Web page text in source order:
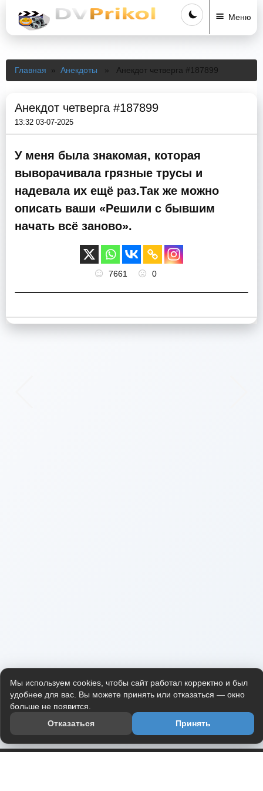
Меню
Главная » Анекдоты » Анекдот четверга #187899
Анекдот четверга #187899
13:32 03-07-2025
У меня была знакомая, которая
выворачивала грязные трусы и
надевала их ещё раз.Так же можно
описать ваши «Решили с бывшим
начать всё заново».
7661 0
Мы используем cookies, чтобы сайт работал корректно и был
удобнее для вас. Вы можете принять или отказаться — окно
больше не появится.
Отказаться
Принять